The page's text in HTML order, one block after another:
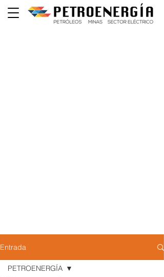
Entrada
PETROENERGÍA